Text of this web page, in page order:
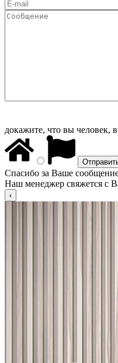
докажите, что вы человек,
Спасибо за Ваше
Наш менеджер свяжется с